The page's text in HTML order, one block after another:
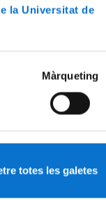
la Universitat de
Màrqueting
totes les galetes
La
26